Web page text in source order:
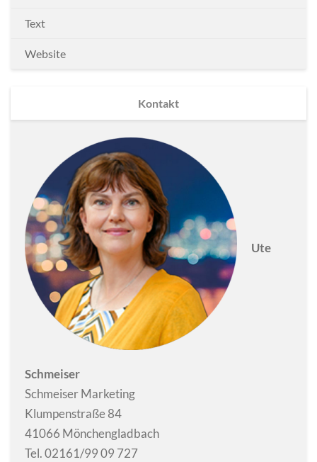
Text
Website
Kontakt
Ute
Schmeiser
Schmeiser Marketing
Klumpenstraße 84
41066 Mönchengladbach
Tel. 02161/99 09 727